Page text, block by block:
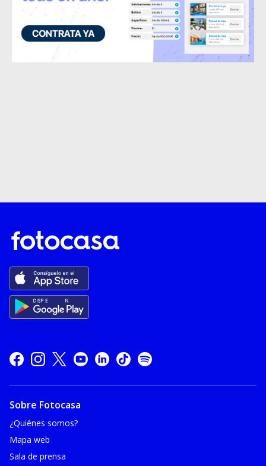
Sobre Fotocasa
¿Quiénes somos?
Mapa web
Sala de prensa